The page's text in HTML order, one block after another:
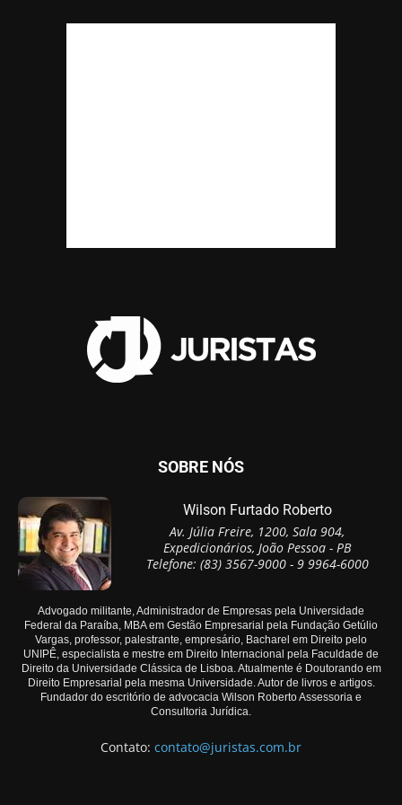
SOBRE NÓS
Wilson Furtado Roberto
Av. Júlia Freire, 1200, Sala 904,
Expedicionários, João Pessoa - PB
Telefone: (83) 3567-9000 - 9 9964-6000
Advogado militante, Administrador de Empresas pela Universidade
Federal da Paraíba, MBA em Gestão Empresarial pela Fundação Getúlio
Vargas, professor, palestrante, empresário, Bacharel em Direito pelo
UNIPÊ, especialista e mestre em Direito Internacional pela Faculdade de
Direito da Universidade Clássica de Lisboa. Atualmente é Doutorando em
Direito Empresarial pela mesma Universidade. Autor de livros e artigos.
Fundador do escritório de advocacia Wilson Roberto Assessoria e
Consultoria Jurídica.
Contato: contato@juristas.com.br